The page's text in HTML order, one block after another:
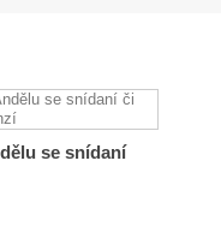
se snídaní